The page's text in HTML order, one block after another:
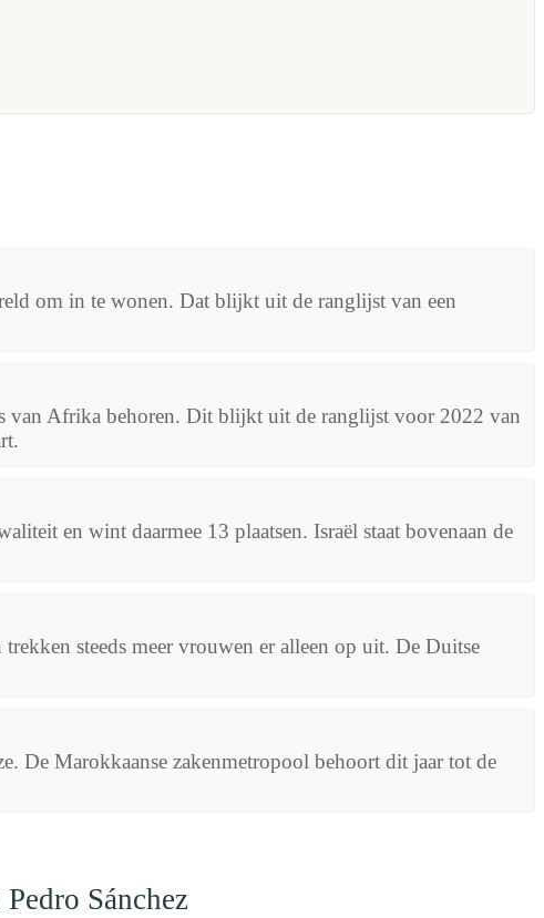
om in te wonen. Dat blijkt uit de ranglijst van een
van Afrika behoren. Dit blijkt uit de ranglijst voor 2022 van
en wint daarmee 13 plaatsen. Israël staat bovenaan de
steeds meer vrouwen er alleen op uit. De Duitse
De Marokkaanse zakenmetropool behoort dit jaar tot de
Sánchez